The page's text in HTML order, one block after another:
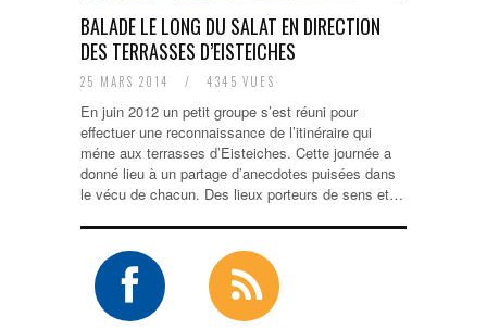
BALADE LE LONG DU SALAT EN DIRECTION
DES TERRASSES D’EISTEICHES
25 MARS 2014 / 4345 VUES
En juin 2012 un petit groupe s’est réuni pour
effectuer une reconnaissance de l’itinéraire qui
méne aux terrasses d’Eisteiches. Cette journée a
donné lieu à un partage d’anecdotes puisées dans
le vécu de chacun. Des lieux porteurs de sens et…